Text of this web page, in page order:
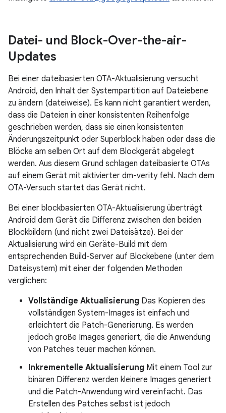
Datei- und Block-Over-the-air-
Updates
Bei einer dateibasierten OTA-Aktualisierung versucht
Android, den Inhalt der Systempartition auf Dateiebene
zu ändern (dateiweise). Es kann nicht garantiert werden,
dass die Dateien in einer konsistenten Reihenfolge
geschrieben werden, dass sie einen konsistenten
Änderungszeitpunkt oder Superblock haben oder dass die
Blöcke am selben Ort auf dem Blockgerät abgelegt
werden. Aus diesem Grund schlagen dateibasierte OTAs
auf einem Gerät mit aktivierter dm-verity fehl. Nach dem
OTA-Versuch startet das Gerät nicht.
Bei einer blockbasierten OTA-Aktualisierung überträgt
Android dem Gerät die Differenz zwischen den beiden
Blockbildern (und nicht zwei Dateisätze). Bei der
Aktualisierung wird ein Geräte-Build mit dem
entsprechenden Build-Server auf Blockebene (unter dem
Dateisystem) mit einer der folgenden Methoden
verglichen:
Vollständige Aktualisierung Das Kopieren des
vollständigen System-Images ist einfach und
erleichtert die Patch-Generierung. Es werden
jedoch große Images generiert, die die Anwendung
von Patches teuer machen können.
Inkrementelle Aktualisierung Mit einem Tool zur
binären Differenz werden kleinere Images generiert
und die Patch-Anwendung wird vereinfacht. Das
Erstellen des Patches selbst ist jedoch